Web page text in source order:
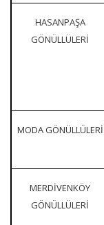
HASANPAŞA
GÖNÜLLÜLERİ
MODA GÖNÜLLÜLERİ
MERDİVENKÖY
GÖNÜLLÜLERİ